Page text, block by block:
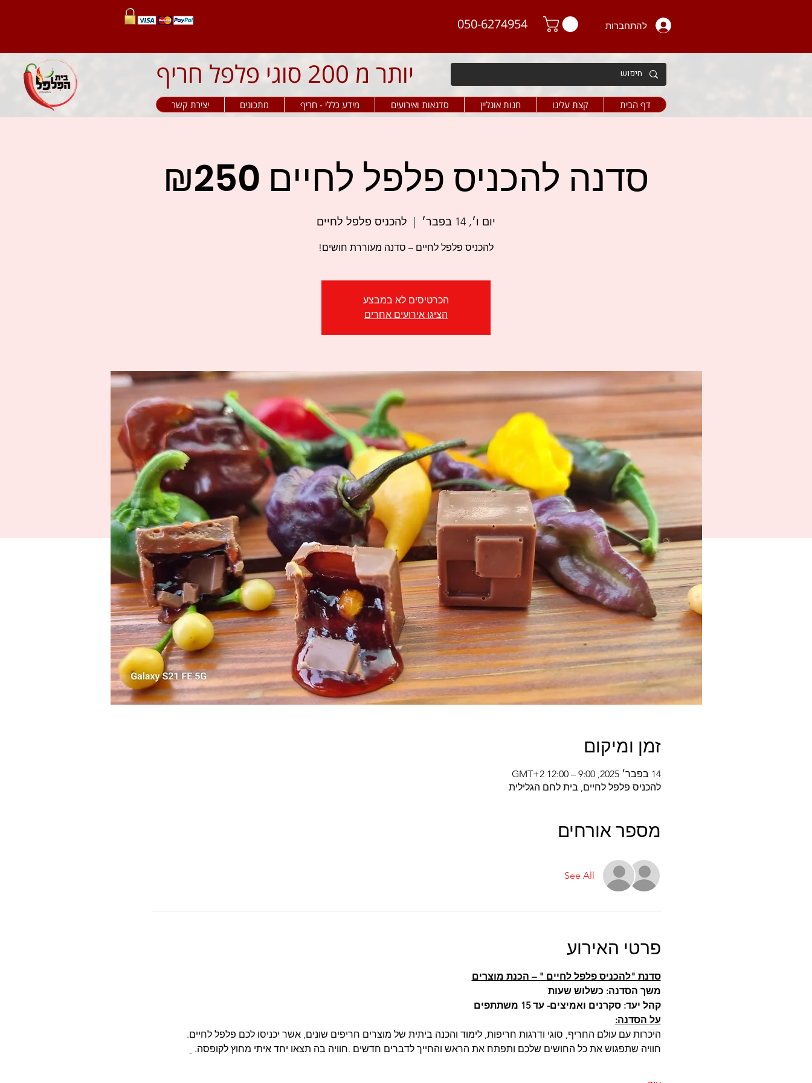
050-6274954 להתחברות
דף הבית קצת עלינו חנות אונליין סדנאות ואירועים מידע כללי - חריף מתכונים יצירת קשר
סדנה להכניס פלפל לחיים 250‏₪
יום ו׳, 14 בפבר׳ להכניס פלפל לחיים
להכניס פלפל לחיים – סדנה מעוררת חושים!
הכרטיסים לא במבצע
הציגו אירועים אחרים
זמן ומיקום
14 בפבר׳ 2025, 9:00 – 12:00 GMT‎+2‎
להכניס פלפל לחיים, בית לחם הגלילית
מספר אורחים
See All
פרטי האירוע
סדנת "להכניס פלפל לחיים " – הכנת מוצרים
משך הסדנה: כשלוש שעות
קהל יעד: סקרנים ואמיצים- עד 15 משתתפים
על הסדנה:
היכרות עם עולם החריף, סוגי ודרגות חריפות, לימוד והכנה ביתית של מוצרים חריפים שונים, אשר יכניסו לכם פלפל לחיים.
חוויה שתפגוש את כל החושים שלכם ותפתח את הראש והחייך לדברים חדשים .חוויה בה תצאו יחד איתי מחוץ לקופסה.